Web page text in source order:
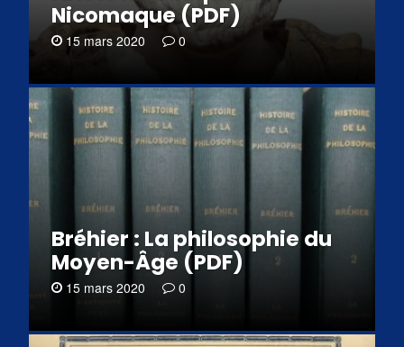
Nicomaque (PDF)
15 mars 2020 0
Bréhier : La philosophie du
Moyen-Âge (PDF)
15 mars 2020 0